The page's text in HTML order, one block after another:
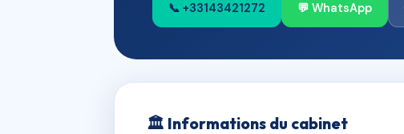
📞 +33143421272 💬 WhatsApp
🏛 Informations du cabinet